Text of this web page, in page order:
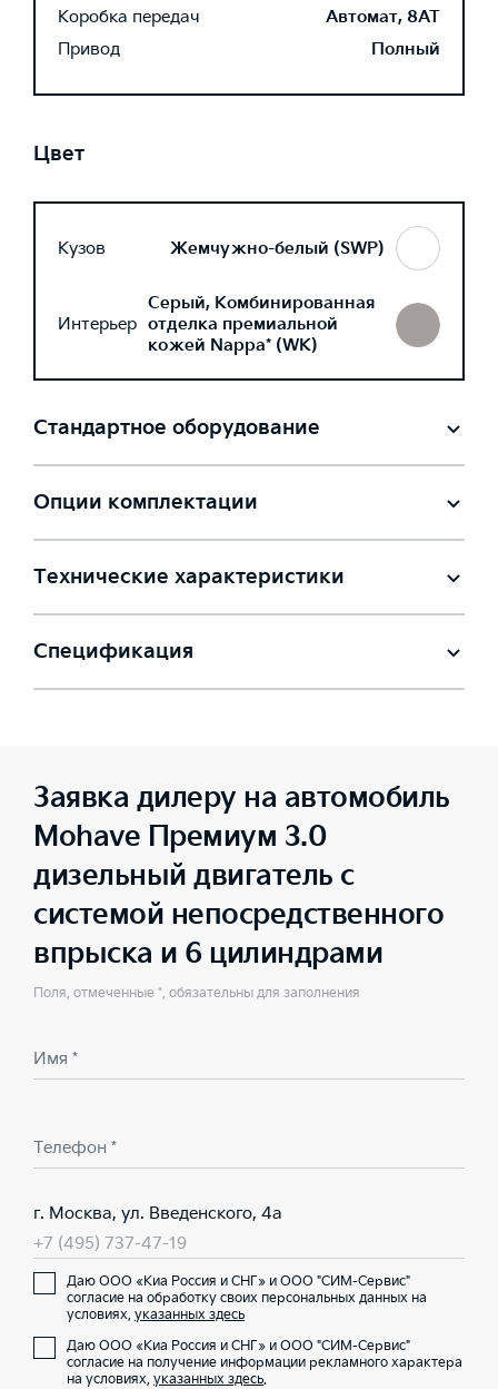
Коробка передач
Автомат, 8AT
Привод
Полный
Цвет
Кузов Жемчужно-белый (SWP)
Интерьер
Серый, Комбинированная
отделка премиальной
кожей Nappa* (WK)
Стандартное оборудование
Опции комплектации
Технические характеристики
Спецификация
Заявка дилеру на автомобиль
Mohave Премиум 3.0
дизельный двигатель с
системой непосредственного
впрыска и 6 цилиндрами
Поля, отмеченные *, обязательны для заполнения
Имя *
Телефон *
г. Москва, ул. Введенского, 4а
+7 (495) 737-47-19
Даю ООО «Киа Россия и СНГ» и ООО "СИМ-Сервис"
согласие на обработку своих персональных данных на
условиях, указанных здесь
Даю ООО «Киа Россия и СНГ» и ООО "СИМ-Сервис"
согласие на получение информации рекламного характера
на условиях, указанных здесь.